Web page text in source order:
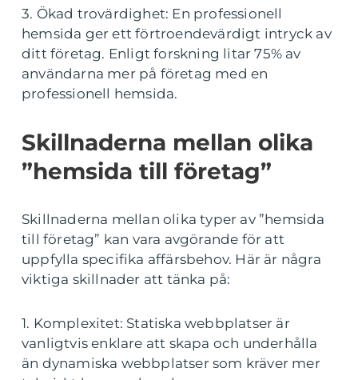
3. Ökad trovärdighet: En professionell
hemsida ger ett förtroendevärdigt intryck av
ditt företag. Enligt forskning litar 75% av
användarna mer på företag med en
professionell hemsida.
Skillnaderna mellan olika
”hemsida till företag”
Skillnaderna mellan olika typer av ”hemsida
till företag” kan vara avgörande för att
uppfylla specifika affärsbehov. Här är några
viktiga skillnader att tänka på:
1. Komplexitet: Statiska webbplatser är
vanligtvis enklare att skapa och underhålla
än dynamiska webbplatser som kräver mer